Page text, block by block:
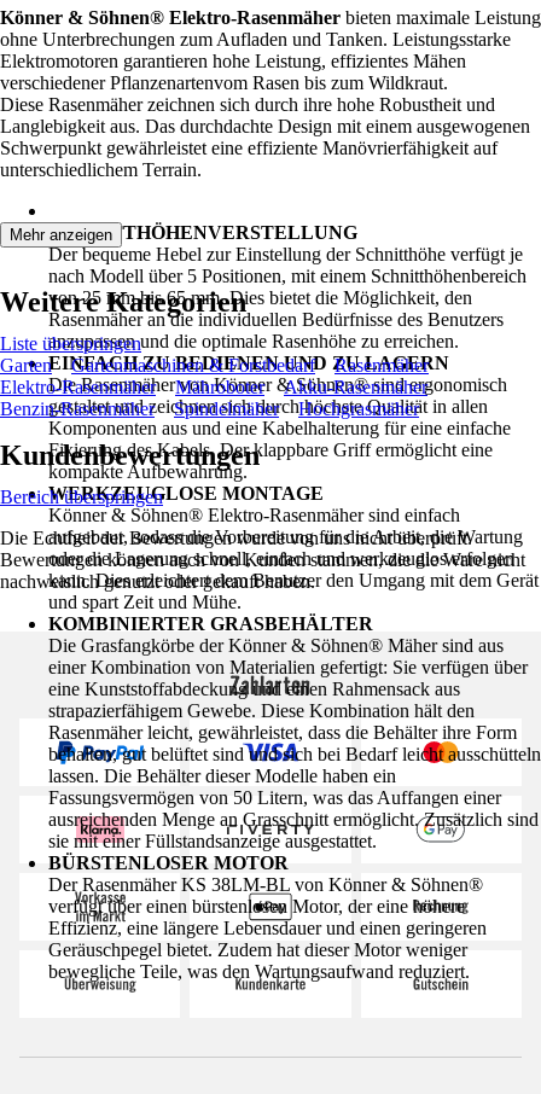
Könner & Söhnen® Elektro-Rasenmäher bieten maximale Leistung
ohne Unterbrechungen zum Aufladen und Tanken. Leistungsstarke
Elektromotoren garantieren hohe Leistung, effizientes Mähen
verschiedener Pflanzenartenvom Rasen bis zum Wildkraut.
Diese Rasenmäher zeichnen sich durch ihre hohe Robustheit und
Langlebigkeit aus. Das durchdachte Design mit einem ausgewogenen
Schwerpunkt gewährleistet eine effiziente Manövrierfähigkeit auf
unterschiedlichem Terrain.
SCHNITTHÖHENVERSTELLUNG
Der bequeme Hebel zur Einstellung der Schnitthöhe verfügt je
nach Modell über 5 Positionen, mit einem Schnitthöhenbereich
von 25 mm bis 65 mm. Dies bietet die Möglichkeit, den
Rasenmäher an die individuellen Bedürfnisse des Benutzers
anzupassen und die optimale Rasenhöhe zu erreichen.
EINFACH ZU BEDIENEN UND ZU LAGERN
Die Rasenmäher von Könner & Söhnen® sind ergonomisch
gestaltet und zeichnen sich durch höchste Qualität in allen
Komponenten aus und eine Kabelhalterung für eine einfache
Fixierung des Kabels. Der klappbare Griff ermöglicht eine
kompakte Aufbewahrung.
WERKZEUGLOSE MONTAGE
Könner & Söhnen® Elektro-Rasenmäher sind einfach
aufgebaut, sodass die Vorbereitung für die Arbeit, die Wartung
oder die Lagerung schnell, einfach und werkzeuglos erfolgen
kann. Dies erleichtert dem Benutzer den Umgang mit dem Gerät
und spart Zeit und Mühe.
KOMBINIERTER GRASBEHÄLTER
Die Grasfangkörbe der Könner & Söhnen® Mäher sind aus
einer Kombination von Materialien gefertigt: Sie verfügen über
eine Kunststoffabdeckung und einen Rahmensack aus
strapazierfähigem Gewebe. Diese Kombination hält den
Rasenmäher leicht, gewährleistet, dass die Behälter ihre Form
behalten, gut belüftet sind und sich bei Bedarf leicht ausschütteln
lassen. Die Behälter dieser Modelle haben ein
Fassungsvermögen von 50 Litern, was das Auffangen einer
ausreichenden Menge an Grasschnitt ermöglicht. Zusätzlich sind
sie mit einer Füllstandsanzeige ausgestattet.
BÜRSTENLOSER MOTOR
Der Rasenmäher KS 38LM-BL von Könner & Söhnen®
verfügt über einen bürstenlosen Motor, der eine höhere
Effizienz, eine längere Lebensdauer und einen geringeren
Geräuschpegel bietet. Zudem hat dieser Motor weniger
bewegliche Teile, was den Wartungsaufwand reduziert.
Mehr anzeigen
Weitere Kategorien
Liste überspringen
Garten
Gartenmaschinen & Forstbedarf
Rasenmäher
Elektro-Rasenmäher
Mähroboter
Akku-Rasenmäher
Benzin-Rasenmäher
Spindelmäher Hochgrasmäher
Kundenbewertungen
Bereich überspringen
Die Echtheit der Bewertungen wurde von uns nicht überprüft.
Bewertungen können auch von Kunden stammen, die die Ware nicht
nachweislich genutzt oder gekauft haben.
Zahlarten